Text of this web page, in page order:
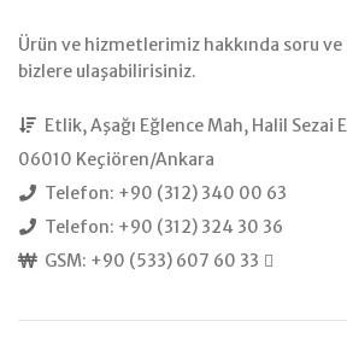
Ürün ve hizmetlerimiz hakkında soru
bizlere ulaşabilirisiniz.
Etlik, Aşağı Eğlence Mah, Halil Sezai
06010 Keçiören/Ankara
Telefon: +90 (312) 340 00 63
Telefon: +90 (312) 324 30 36
GSM: +90 (533) 607 60 33